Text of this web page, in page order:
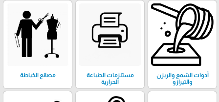
أدوات الشمع والريزن
والتيرازو
مستلزمات الطباعة
الحرارية
مصانع الخياطة